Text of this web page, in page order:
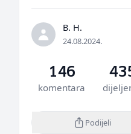
B. H.
24.08.2024.
146
komentara
Podijeli